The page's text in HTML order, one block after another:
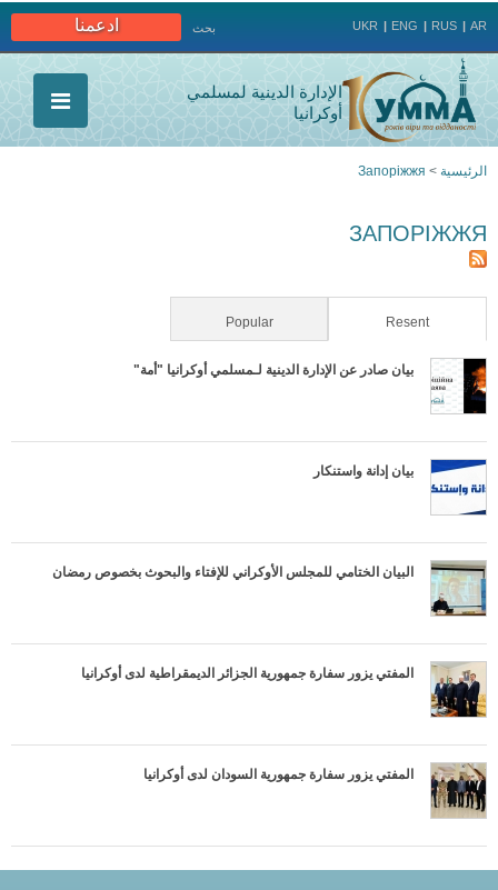
ادعمنا بحث UKR ENG RUS AR
الإدارة الدينية لمسلمي
أوكرانيا
هنا
الرئيسية >
Запоріжжя
ЗАПОРІЖЖЯ
Resent
Popular
بيان صادر عن الإدارة الدينية لـمسلمي أوكرانيا "أمة"
بيان إدانة واستنكار
البيان الختامي للمجلس الأوكراني للإفتاء والبحوث بخصوص رمضان
المفتي يزور سفارة جمهورية الجزائر الديمقراطية لدى أوكرانيا
المفتي يزور سفارة جمهورية السودان لدى أوكرانيا